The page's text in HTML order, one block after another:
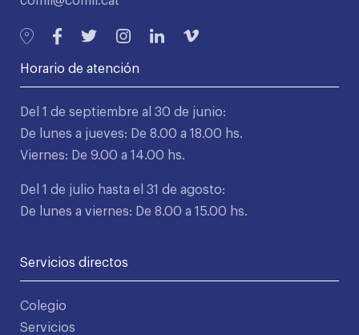
Horario de atención
Del 1 de septiembre al 30 de junio:
De lunes a jueves: De 8.00 a 18.00 hs.
Viernes: De 9.00 a 14.00 hs.
Del 1 de julio hasta el 31 de agosto:
De lunes a viernes: De 8.00 a 15.00 hs.
Servicios directos
Colegio
Servicios